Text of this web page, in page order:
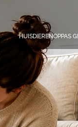
HUISDIERENOPPAS